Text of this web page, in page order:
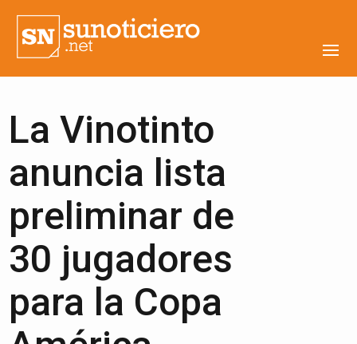
La Vinotinto
anuncia lista
preliminar de
30 jugadores
para la Copa